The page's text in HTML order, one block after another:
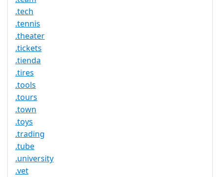
.tech
.tennis
.theater
.tickets
.tienda
.tires
.tools
.tours
.town
.toys
.trading
.tube
.university
.vet